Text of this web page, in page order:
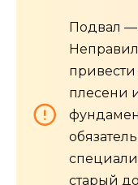
Подвал —
плесени
старый